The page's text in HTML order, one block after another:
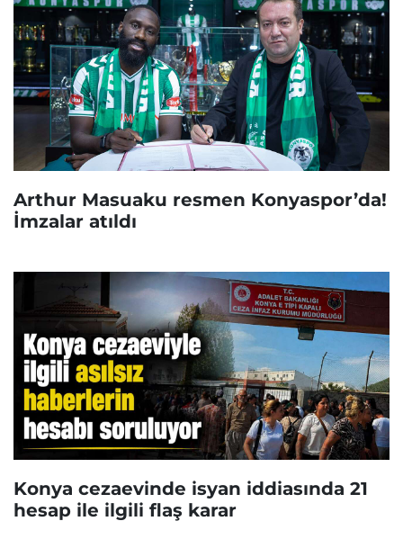
Arthur Masuaku resmen Konyaspor’da!
İmzalar atıldı
Konya cezaevinde isyan iddiasında 21
hesap ile ilgili flaş karar